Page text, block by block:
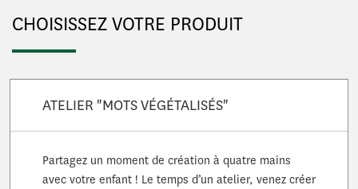
CHOISISSEZ VOTRE PRODUIT
ATELIER "MOTS VÉGÉTALISÉS"
Partagez un moment de création à quatre mains
avec votre enfant ! Le temps d’un atelier, venez créer